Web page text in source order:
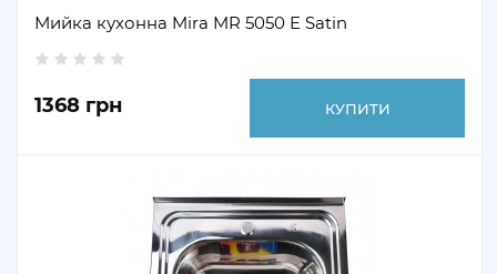
Мийка кухонна Mira MR 5050 E Satin
1368 грн КУПИТИ